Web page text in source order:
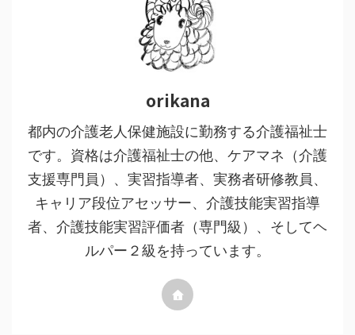
orikana
都内の介護老人保健施設に勤務する介護福祉士
です。資格は介護福祉士の他、ケアマネ（介護
支援専門員）、実習指導者、実務者研修教員、
キャリア段位アセッサー、介護技能実習指導
者、介護技能実習評価者（専門級）、そしてヘ
ルパー２級を持っています。